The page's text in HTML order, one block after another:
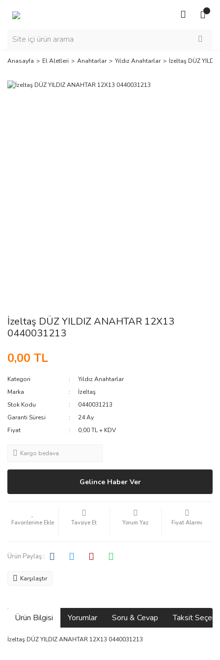
Anasayfa El Aletleri Anahtarlar Yıldız Anahtarlar İzeltaş DÜZ
İzeltaş DÜZ YILDIZ ANAHTAR 12X13
0440031213
0,00 TL
Kategori
Yıldız Anahtarlar
Marka
İzeltaş
Stok Kodu
0440031213
Garanti Süresi
24 Ay
Fiyat
0,00 TL + KDV
Kargo bedava
Gelince Haber Ver
Tavsiye Et Yorum Yaz Fiyat Alarmı
Ürün Paylaş :
Karşılaştır
Ürün Bilgisi Yorumlar Soru & Cevap Taksit
İzeltaş DÜZ YILDIZ ANAHTAR 12X13 0440031213